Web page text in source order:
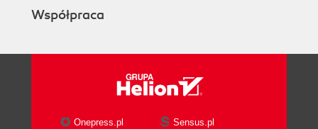
Współpraca
Onepress.pl
Sensus.pl